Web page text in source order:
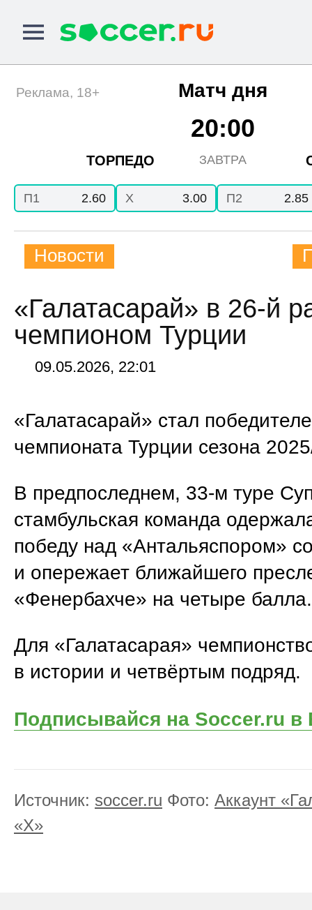
Матч дня
ТОРПЕДО
20:00
ЗАВТРА
Реклама, 18+
П1 2.60 X 3.00 П2 2.85
Новости
«Галатасарай» в 26-й
чемпионом Турции
09.05.2026, 22:01
«Галатасарай» стал
чемпионата Турции сезона
В предпоследнем, 33-м туре
стамбульская команда
победу над «Антальяспором»
и опережает ближайшего
«Фенербахче» на четыре балла.
Для «Галатасарая»
в истории и четвёртым подряд.
Подписывайся на Soccer.ru в
Источник: soccer.ru Фото: Аккаунт
«X»